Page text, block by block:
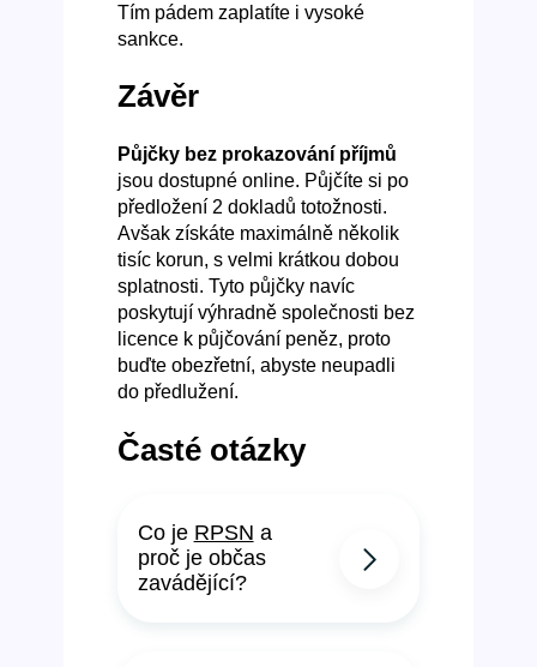
Tím pádem zaplatíte i vysoké
sankce.
Závěr
Půjčky bez prokazování příjmů
jsou dostupné online. Půjčíte si po
předložení 2 dokladů totožnosti.
Avšak získáte maximálně několik
tisíc korun, s velmi krátkou dobou
splatnosti. Tyto půjčky navíc
poskytují výhradně společnosti bez
licence k půjčování peněz, proto
buďte obezřetní, abyste neupadli
do předlužení.
Časté otázky
Co je RPSN a
proč je občas
zavádějící?